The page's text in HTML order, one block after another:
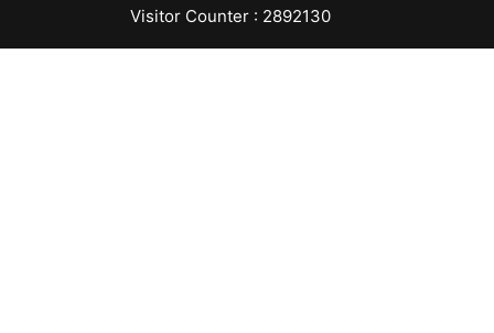
Visitor Counter : 2892130